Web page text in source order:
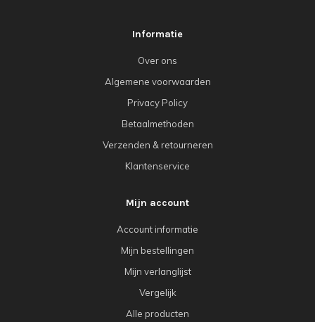
Informatie
Over ons
Algemene voorwaarden
Privacy Policy
Betaalmethoden
Verzenden & retourneren
Klantenservice
Mijn account
Account informatie
Mijn bestellingen
Mijn verlanglijst
Vergelijk
Alle producten